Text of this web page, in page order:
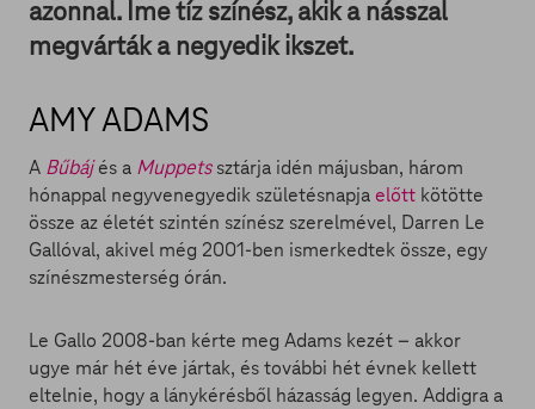
azonnal. Íme tíz színész, akik a násszal
megvárták a negyedik ikszet.
AMY ADAMS
A Bűbájés a Muppetssztárja idén májusban, három
hónappal negyvenegyedik születésnapja előtt kötötte
össze az életét szintén színész szerelmével, Darren Le
Gallóval, akivel még 2001-ben ismerkedtek össze, egy
színészmesterség órán.
Le Gallo 2008-ban kérte meg Adams kezét – akkor
ugye már hét éve jártak, és további hét évnek kellett
eltelnie, hogy a lánykérésből házasság legyen. Addigra a